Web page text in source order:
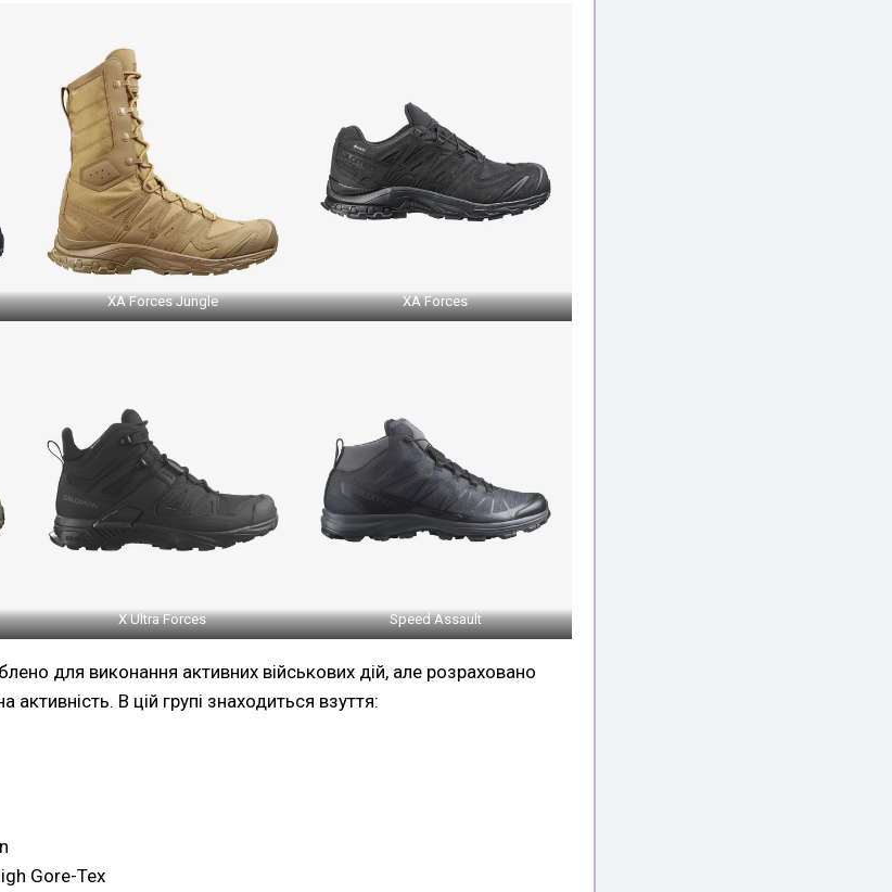
XA Forces Jungle XA Forces
X Ultra Forces Speed Assault
для виконання активних військових дій, але розраховано
активність. В цій групі знаходиться взуття:
Gore-Tex